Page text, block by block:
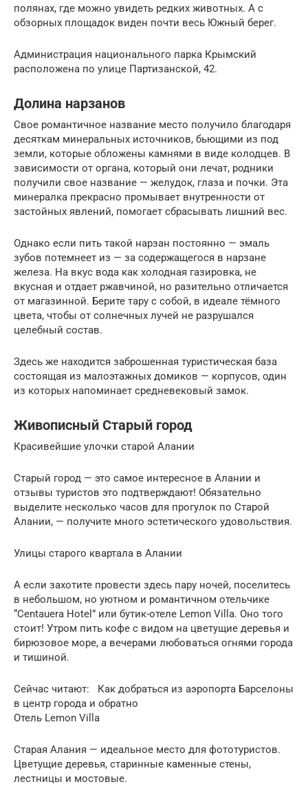
полянах, где можно увидеть редких животных. А с
обзорных площадок виден почти весь Южный берег.
Администрация национального парка Крымский
расположена по улице Партизанской, 42.
Долина нарзанов
Свое романтичное название место получило благодаря
десяткам минеральных источников, бьющими из под
земли, которые обложены камнями в виде колодцев. В
зависимости от органа, который они лечат, родники
получили свое название — желудок, глаза и почки. Эта
минералка прекрасно промывает внутренности от
застойных явлений, помогает сбрасывать лишний вес.
Однако если пить такой нарзан постоянно — эмаль
зубов потемнеет из — за содержащегося в нарзане
железа. На вкус вода как холодная газировка, не
вкусная и отдает ржавчиной, но разительно отличается
от магазинной. Берите тару с собой, в идеале тёмного
цвета, чтобы от солнечных лучей не разрушался
целебный состав.
Здесь же находится заброшенная туристическая база
состоящая из малоэтажных домиков — корпусов, один
из которых напоминает средневековый замок.
Живописный Старый город
Красивейшие улочки старой Алании
Старый город — это самое интересное в Алании и
отзывы туристов это подтверждают! Обязательно
выделите несколько часов для прогулок по Старой
Алании, — получите много эстетического удовольствия.
Улицы старого квартала в Алании
А если захотите провести здесь пару ночей, поселитесь
в небольшом, но уютном и романтичном отельчике
“Centauera Hotel” или бутик-отеле Lemon Villa. Оно того
стоит! Утром пить кофе с видом на цветущие деревья и
бирюзовое море, а вечерами любоваться огнями города
и тишиной.
Сейчас читают: Как добраться из аэропорта Барселоны
в центр города и обратно
Отель Lemon Villa
Старая Алания — идеальное место для фототуристов.
Цветущие деревья, старинные каменные стены,
лестницы и мостовые.